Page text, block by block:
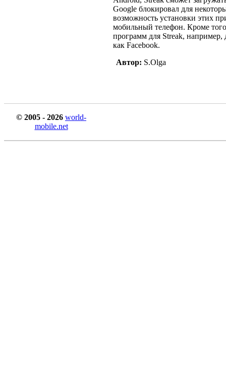
Google блокировал для
возможность установки этих
мобильный телефон. Кроме
программ для Streak,
как Facebook.
Автор: S.Olga
© 2005 - 2026 world-
mobile.net